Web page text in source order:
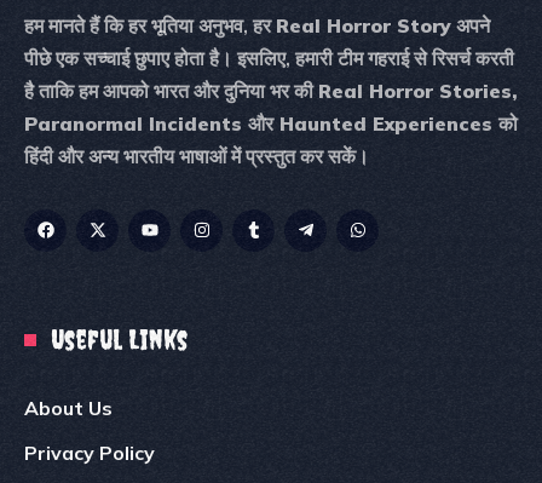
हम मानते हैं कि हर भूतिया अनुभव, हर Real Horror Story अपने
पीछे एक सच्चाई छुपाए होता है। इसलिए, हमारी टीम गहराई से रिसर्च करती
है ताकि हम आपको भारत और दुनिया भर की Real Horror Stories,
Paranormal Incidents और Haunted Experiencesको
हिंदी और अन्य भारतीय भाषाओं में प्रस्तुत कर सकें।
Useful Links
About Us
Privacy Policy